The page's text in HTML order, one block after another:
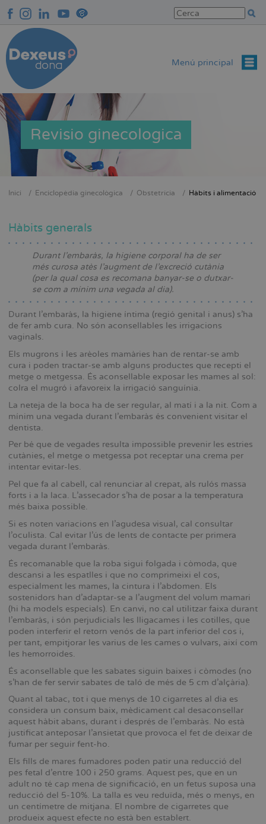
contingut
Menú principal
Revisio ginecologica
Inici Enciclopèdia ginecològica Obstetrícia Hàbits i alimentació
Hàbits generals
Durant l’embaràs, la higiene corporal ha de ser
més curosa atès l’augment de l’excreció cutània
(per la qual cosa es recomana banyar-se o dutxar-
se com a mínim una vegada al dia).
Durant l’embaràs, la higiene íntima (regió genital i anus) s’ha
de fer amb cura. No són aconsellables les irrigacions
vaginals.
Els mugrons i les arèoles mamàries han de rentar-se amb
cura i poden tractar-se amb alguns productes que recepti el
metge o metgessa. És aconsellable exposar les mames al sol:
colra el mugró i afavoreix la irrigació sanguínia.
La neteja de la boca ha de ser regular, al matí i a la nit. Com a
mínim una vegada durant l’embaràs és convenient visitar el
dentista.
Per bé que de vegades resulta impossible prevenir les estries
cutànies, el metge o metgessa pot receptar una crema per
intentar evitar-les.
Pel que fa al cabell, cal renunciar al crepat, als rulós massa
forts i a la laca. L’assecador s’ha de posar a la temperatura
més baixa possible.
Si es noten variacions en l’agudesa visual, cal consultar
l’oculista. Cal evitar l’ús de lents de contacte per primera
vegada durant l’embaràs.
És recomanable que la roba sigui folgada i còmoda, que
descansi a les espatlles i que no comprimeixi el cos,
especialment les mames, la cintura i l’abdomen. Els
sostenidors han d’adaptar-se a l’augment del volum mamari
(hi ha models especials). En canvi, no cal utilitzar faixa durant
l’embaràs, i són perjudicials les lligacames i les cotilles, que
poden interferir el retorn venós de la part inferior del cos i,
per tant, empitjorar les varius de les cames o vulvars, així com
les hemorroides.
És aconsellable que les sabates siguin baixes i còmodes (no
s’han de fer servir sabates de taló de més de 5 cm d’alçària).
Quant al tabac, tot i que menys de 10 cigarretes al dia es
considera un consum baix, mèdicament cal desaconsellar
aquest hàbit abans, durant i després de l’embaràs. No està
justificat anteposar l’ansietat que provoca el fet de deixar de
fumar per seguir fent-ho.
Els fills de mares fumadores poden patir una reducció del
pes fetal d’entre 100 i 250 grams. Aquest pes, que en un
adult no té cap mena de significació, en un fetus suposa una
reducció del 5-10%. La talla es veu reduïda, més o menys, en
un centímetre de mitjana. El nombre de cigarretes que
produeix aquest efecte no està ben establert.